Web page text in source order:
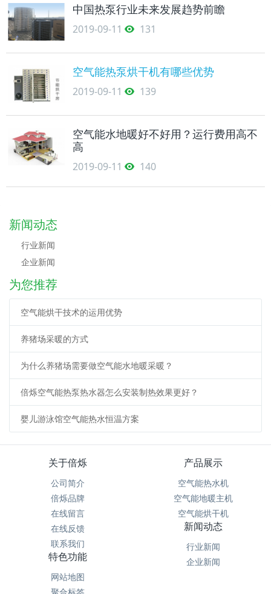
中国热泵行业未来发展趋势前瞻
2019-09-11 131
空气能热泵烘干机有哪些优势
2019-09-11 139
空气能水地暖好不好用？运行费用高不
高
2019-09-11 140
新闻动态
行业新闻
企业新闻
为您推荐
空气能烘干技术的运用优势
养猪场采暖的方式
为什么养猪场需要做空气能水地暖采暖？
倍烁空气能热泵热水器怎么安装制热效果更好？
婴儿游泳馆空气能热水恒温方案
关于倍烁
公司简介
倍烁品牌
在线留言
在线反馈
联系我们
产品展示
空气能热水机
空气能地暖主机
空气能烘干机
新闻动态
行业新闻
企业新闻
特色功能
网站地图